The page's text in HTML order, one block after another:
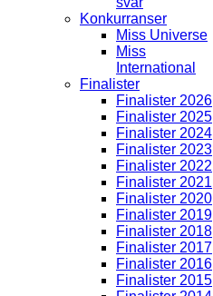
Konkurranser
Miss Universe
Miss
International
Finalister
Finalister 2026
Finalister 2025
Finalister 2024
Finalister 2023
Finalister 2022
Finalister 2021
Finalister 2020
Finalister 2019
Finalister 2018
Finalister 2017
Finalister 2016
Finalister 2015